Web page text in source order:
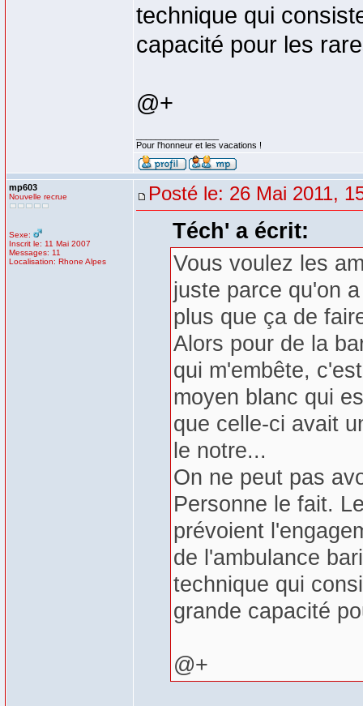
technique qui
capacité pour les
@+
Pour l'honneur et les vacations !
mp603
Nouvelle recrue
Sexe:
Inscrit le: 11 Mai 2007
Messages: 11
Localisation: Rhone Alpes
Posté le: 26 Mai 2011,
Téch' a écrit:
Vous voulez les
juste parce qu'on
plus que ça de
Alors pour de la
qui m'embête,
moyen blanc qui
que celle-ci avait
le notre...
On ne peut pas
Personne le fait.
prévoient
de l'ambulance
technique qui
grande capacité
@+